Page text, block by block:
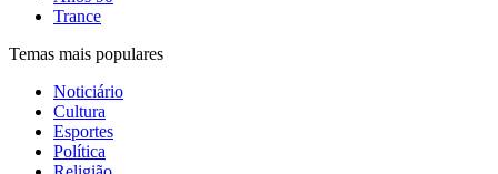
Trance
Temas mais populares
Noticiário
Cultura
Esportes
Política